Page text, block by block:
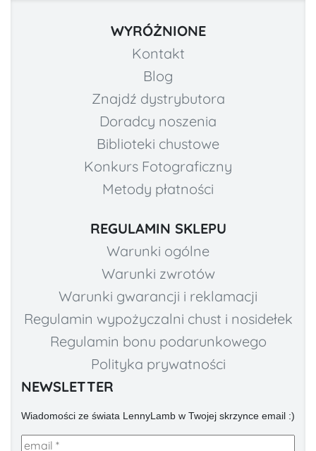
WYRÓŻNIONE
Kontakt
Blog
Znajdź dystrybutora
Doradcy noszenia
Biblioteki chustowe
Konkurs Fotograficzny
Metody płatności
REGULAMIN SKLEPU
Warunki ogólne
Warunki zwrotów
Warunki gwarancji i reklamacji
Regulamin wypożyczalni chust i nosidełek
Regulamin bonu podarunkowego
Polityka prywatności
NEWSLETTER
Wiadomości ze świata LennyLamb w Twojej skrzynce email :)